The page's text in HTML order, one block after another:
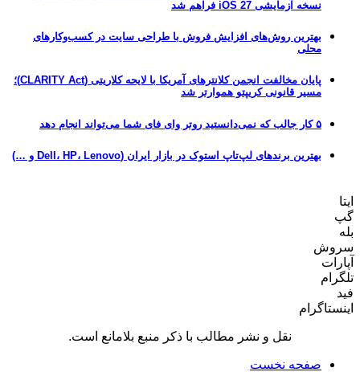
نسخه آزمایشی iOS 27 فراهم شد
بهترین روش‌های افزایش فروش با طراحی سایت در کسب‌وکارهای
محلی
پایان مخالفت انجمن کلانترهای آمریکا با لایحه کلاریتی (CLARITY Act)؛
مسیر قانونی کریپتو هموارتر شد
۵ کار جالب که نمی‌دانستید روتر وای فای شما می‌تواند انجام دهد
بهترین برندهای لپ‌تاپ استوک در بازار ایران (Dell، HP، Lenovo و …)
ایتا
گپ
بله
سروش
آپارات
تلگرام
فید
اینستاگرام
نقل و نشر مطالب با ذکر منبع بلامانع است.
صفحه نخست